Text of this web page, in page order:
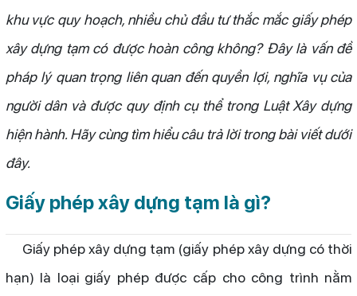
khu vực quy hoạch, nhiều chủ đầu tư thắc mắc giấy phép
xây dựng tạm có được hoàn công không? Đây là vấn đề
pháp lý quan trọng liên quan đến quyền lợi, nghĩa vụ của
người dân và được quy định cụ thể trong Luật Xây dựng
hiện hành. Hãy cùng tìm hiểu câu trả lời trong bài viết dưới
đây.
Giấy phép xây dựng tạm là gì?
Giấy phép xây dựng tạm (giấy phép xây dựng có thời
hạn) là loại giấy phép được cấp cho công trình nằm